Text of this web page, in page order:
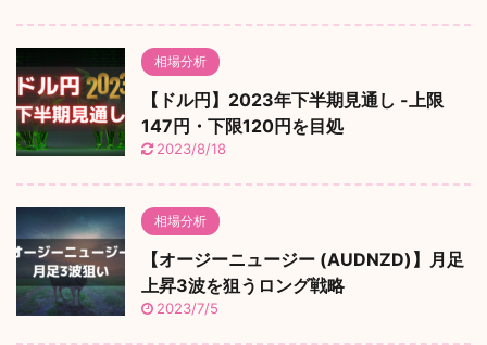
相場分析
【ドル円】2023年下半期見通し -上限
147円・下限120円を目処
2023/8/18
相場分析
【オージーニュージー (AUDNZD)】月足
上昇3波を狙うロング戦略
2023/7/5